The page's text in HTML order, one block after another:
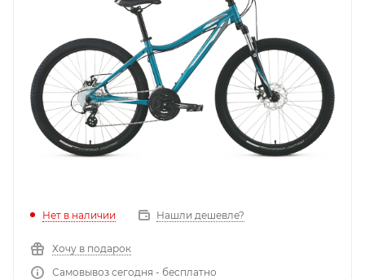
Нет в наличии Нашли дешевле?
Хочу в подарок
Самовывоз сегодня - бесплатно